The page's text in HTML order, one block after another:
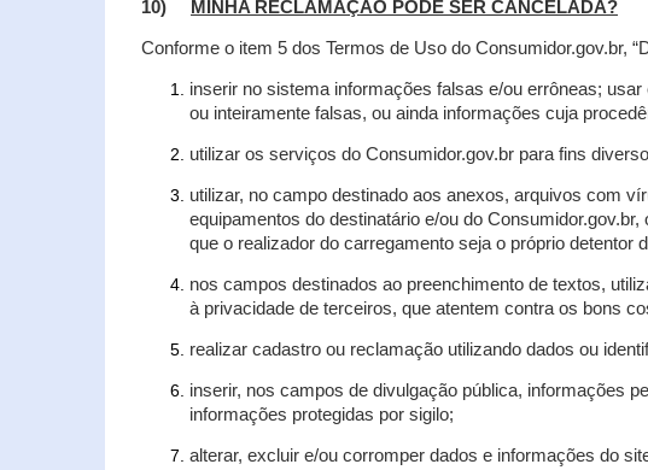
10) MINHA RECLAMAÇÃO PODE SER CANCELADA?
Conforme o item 5 dos Termos de Uso do Consumidor.gov.br,
inserir no sistema informações falsas e/ou errôneas;
ou inteiramente falsas, ou ainda informações cuja
utilizar os serviços do Consumidor.gov.br para fins
utilizar, no campo destinado aos anexos, arquivos com
equipamentos do destinatário e/ou do
que o realizador do carregamento seja o próprio detentor
nos campos destinados ao preenchimento de textos,
à privacidade de terceiros, que atentem contra os bons
realizar cadastro ou reclamação utilizando dados ou
inserir, nos campos de divulgação pública, informações
informações protegidas por sigilo;
alterar, excluir e/ou corromper dados e informações do